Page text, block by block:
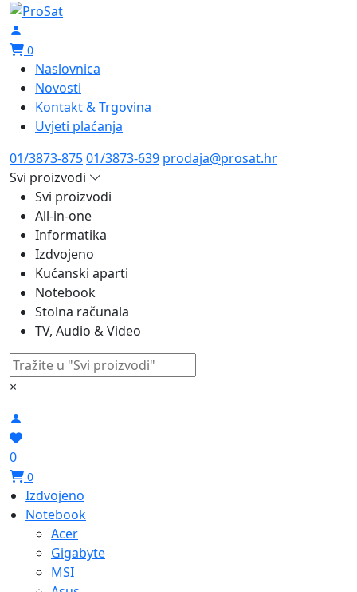
0
Naslovnica
Novosti
Kontakt & Trgovina
Uvjeti plaćanja
01/3873-87501/3873-639 prodaja@prosat.hr
Svi proizvodi
Svi proizvodi
All-in-one
Informatika
Izdvojeno
Kućanski aparti
Notebook
Stolna računala
TV, Audio & Video
×
0
0
Izdvojeno
Notebook
Acer
Gigabyte
MSI